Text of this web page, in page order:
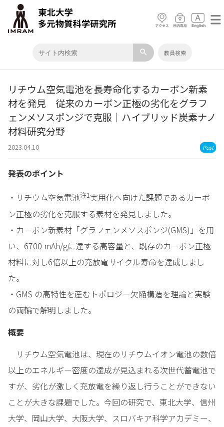
search 教員検索
リチウム空気電池を長寿命化するカーボン新素
材を発見 従来のカーボン正極の劣化をグラフ
ェンメソスポンジで克服｜ハイブリッド炭素ナノ
材料研究分野
2023.04.10 Post
発表のポイント
・リチウム空気電池注1実用化へ向けた課題であるカーボ
ン正極の劣化を克服する素材を発見しました。
・カーボン新素材「グラフェンメソスポンジ(GMS)」を用
い、6700 mAh/gに達する高容量と、既存のカーボン正極
材料に対し6倍以上の充放電サイクル寿命を達成しまし
た。
・GMS の高特性を産むトポロジー欠陥構造を理論と実験
の両輪で解明しました。
概要
リチウム空気電池は、現在のリチウムイオン電池の数倍
以上のエネルギー密度の達成が見込まれる次世代蓄電池で
すが、劣化が激しく充放電を繰り返し行うことができない
ことが大きな課題でした。今回の研究で、東北大学、信州
大学、岡山大学、大阪大学、スロバキア科学アカデミー、